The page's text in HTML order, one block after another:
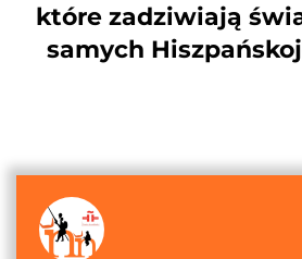
które zadziwiają
samych